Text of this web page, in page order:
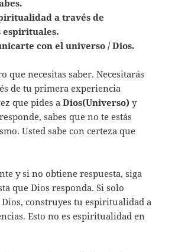
a través de
espirituales.
con el universo / Dios.
que necesitas saber. Necesitarás
de tu primera experiencia
que pides aDios(Universo) y
responde, sabes que no te estás
Usted sabe con certeza que
y si no obtiene respuesta, siga
que Dios responda. Si solo
construyes tu espiritualidad a
Esto no es espiritualidad en